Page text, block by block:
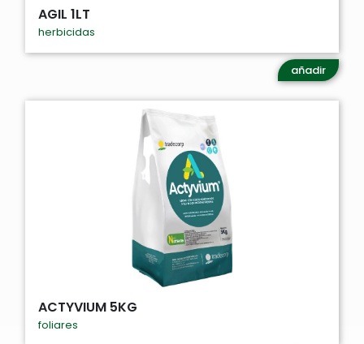
AGIL 1LT
herbicidas
añadir
ACTYVIUM 5KG
foliares